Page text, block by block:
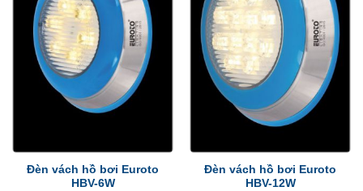
Đèn vách hồ bơi Euroto
HBV-6W
Đèn vách hồ bơi Euroto
HBV-12W